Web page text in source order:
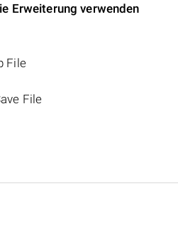
Erweiterung verwenden
File
File